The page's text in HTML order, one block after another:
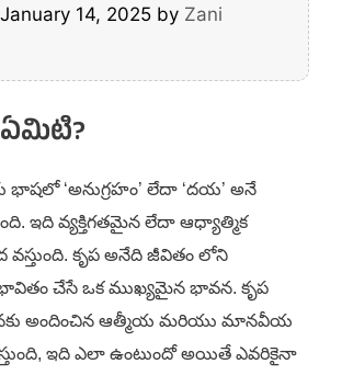
14, 2025 by Zani
ఏమిటి?
భాషలో ‘అనుగ్రహం’ లేదా ‘దయ’ అనే
ఇది వ్యక్తిగతమైన లేదా ఆధ్యాత్మిక
వస్తుంది. కృప అనేది జీవితం లోని
చేసే ఒక ముఖ్యమైన భావన. కృప
అందించిన ఆత్మీయ మరియు మానవీయ
ఇది ఎలా ఉంటుందో అయితే ఎవరికైనా